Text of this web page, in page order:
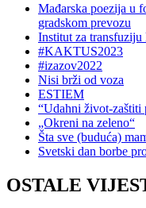
Mađarska poezija u
gradskom prevozu
Institut za transfuziju
#KAKTUS2023
#izazov2022
Nisi brži od voza
ESTIEM
“Udahni život-zaštiti
„Okreni na zeleno“
Šta sve (buduća)
Svetski dan borbe
OSTALE